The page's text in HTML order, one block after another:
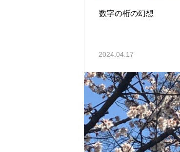
数字の桁の幻想
2024.04.17